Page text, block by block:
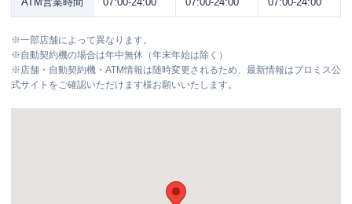
※一部店舗によって異なります。
※自動契約機の場合は年中無休（年末年始は除く）
※店舗・自動契約機・ATM情報は随時変更されるため、最新情報はプロミス公
式サイトをご確認いただけます様お願いいたします。